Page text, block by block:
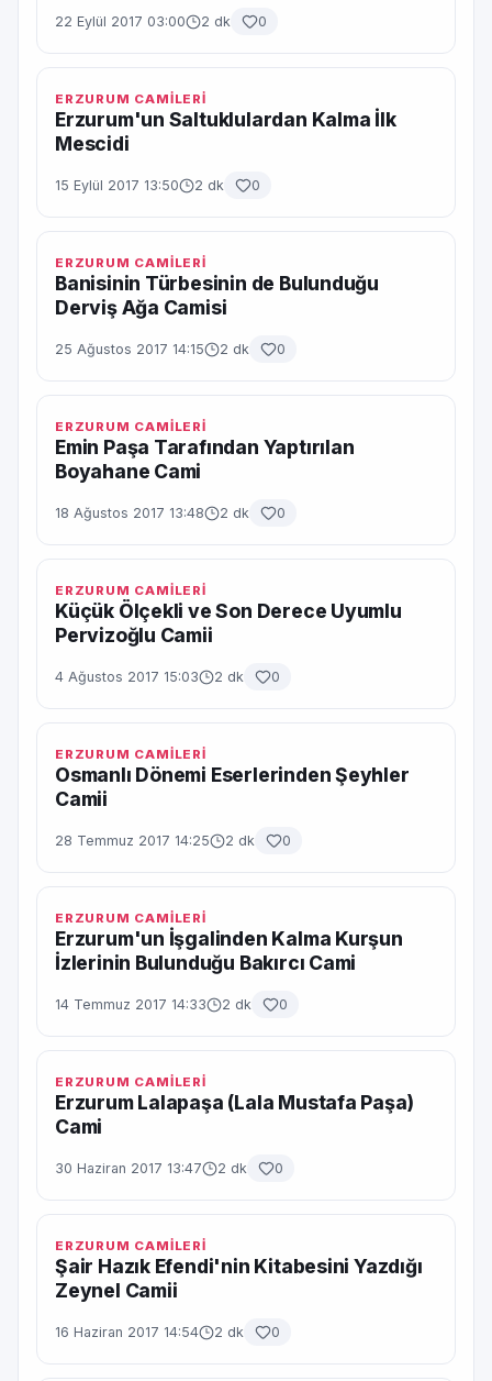
22 Eylül 2017 03:00 2 dk 0
ERZURUM CAMİLERİ
Erzurum'un Saltuklulardan Kalma İlk
Mescidi
15 Eylül 2017 13:50 2 dk 0
ERZURUM CAMİLERİ
Banisinin Türbesinin de Bulunduğu
Derviş Ağa Camisi
25 Ağustos 2017 14:15 2 dk 0
ERZURUM CAMİLERİ
Emin Paşa Tarafından Yaptırılan
Boyahane Cami
18 Ağustos 2017 13:48 2 dk 0
ERZURUM CAMİLERİ
Küçük Ölçekli ve Son Derece Uyumlu
Pervizoğlu Camii
4 Ağustos 2017 15:03 2 dk 0
ERZURUM CAMİLERİ
Osmanlı Dönemi Eserlerinden Şeyhler
Camii
28 Temmuz 2017 14:25 2 dk 0
ERZURUM CAMİLERİ
Erzurum'un İşgalinden Kalma Kurşun
İzlerinin Bulunduğu Bakırcı Cami
14 Temmuz 2017 14:33 2 dk 0
ERZURUM CAMİLERİ
Erzurum Lalapaşa (Lala Mustafa Paşa)
Cami
30 Haziran 2017 13:47 2 dk 0
ERZURUM CAMİLERİ
Şair Hazık Efendi'nin Kitabesini Yazdığı
Zeynel Camii
16 Haziran 2017 14:54 2 dk 0